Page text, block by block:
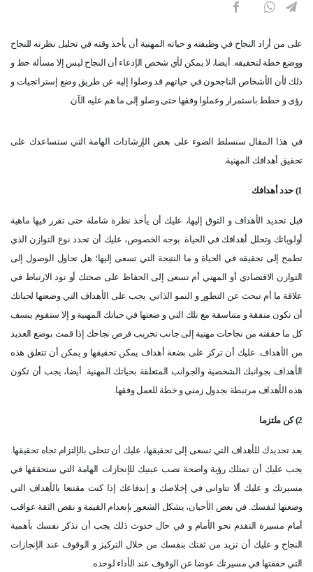
على من أراد النجاح في وظيفته و حياته المهنية أن يأخذ وقته في تحليل نظرته للنجاح
ووضع خطة لتحقيقه. أيضا، لا يمكن لأي شخص الإدعاء أن النجاح ليس إلا مسألة حظ و
ذلك لأن الأشخاص الناجحون في حياتهم قد وصلوا إليه عن طريق وضع إستراتجيات و
رؤى و خطط باستمرار وعملوا وفقها حتى وصلو إلى ما هم عليه الآن.
في هذا المقال سنسلط الضوء على بعض الإرشادات الهامة التي ستساعدك على
تحقيق أهدافك المهنية.
1) حدد أهدافك
قبل تحديد الأهداف و التوق إليها، عليك أن يأخذ نظرة شاملة حتى تقرر فيها ماهية
أولوياتك وتحلل أهدافك في الحياة. بوجه الخصوص، عليك أن تحدد نوع التوازن الذي
تطمح إلى تحقيقه في الحياة و ما النتيجة التي تسعى إليها؛ هل تحاول الوصول إلى
التوازن الاقتصادي أو المهني أم تسعى إلى الحفاظ على صحتك أو تود الارتباط في
علاقة ما أم تبحث عن التطور و النمو الذاتي. يجب على الأهداف التي وضعتها لحياتك
أن تكون متفقة و متناسقة مع تلك التي و ضعتها في حياتك المهنية و إلا ستقوم ينسف
كل ما حققته من نجاحات مهنية إلى جانب تخريب فرص نجاحك إذا قمت بوضع العديد
من الأهداف. عليك أن تركز على بضعة أهداف يمكن تحقيقها و يمكن أن تتعلق هذه
الأهداف بجوانبك الشخصية والجوانب المتعلقة بحياتك المهنية. أيضا، يجب أن تكون
هذه الأهداف مرتبطة بجدول زمني و خطة للعمل وفقها.
2) كن ملتزما
بعد تحديدك للأهداف التي تسعى إلى تحقيقها، عليك أن تتحلى بالإلتزام تجاه تحقيقها.
يجب عليك أن تمتلك رؤية واضحة نصب عينيك للإنجازات الهامة التي ستحققها في
مسيرتك و عليك ألا تتاوانى في إخلاصك و إندفاعك إذا كنت مقتنعا بالأهداف التي
وضعتها لنفسك. في بعض الأحيان، يشكل الشعور بإنعدام القيمة و نقص الثقة عواقب
أمام مسيرة التقدم نحو الأمام و في حال حدوث ذلك يجب أن تذكر نفسك بأهمية
النجاح و عليك أن تزيد من ثقتك بنفسك من خلال التركيز و الوقوف عند الإنجازات
التي حققتها في مسيرتك عوضا عن الوقوف عند الأداء لوحده.